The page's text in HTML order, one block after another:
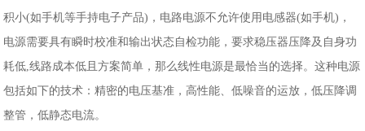
积小(如手机等手持电子产品)，电路电源不允许使用电感器(如手机)，
电源需要具有瞬时校准和输出状态自检功能，要求稳压器压降及自身功
耗低,线路成本低且方案简单，那么线性电源是最恰当的选择。这种电源
包括如下的技术：精密的电压基准，高性能、低噪音的运放，低压降调
整管，低静态电流。